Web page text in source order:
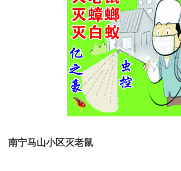
南宁马山小区灭老鼠